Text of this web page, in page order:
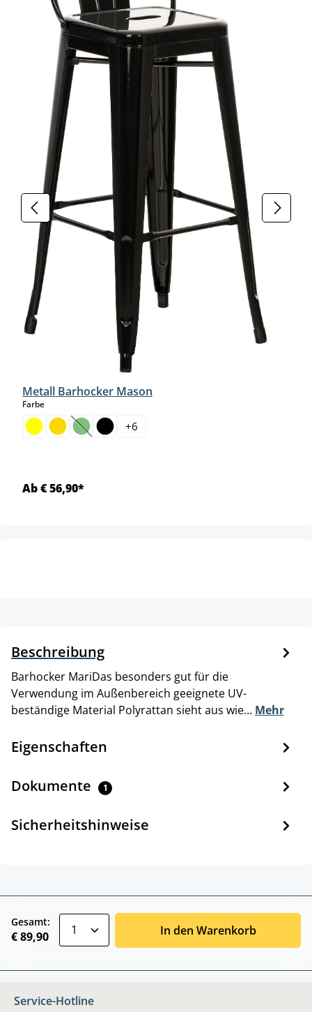
Metall Barhocker Mason
Farbeauswählen
(Diese Option ist zurzeit nicht verfügbar.)
+6
Ab € 56,90*
Beschreibung
Barhocker MariDas besonders gut für die
Verwendung im Außenbereich geeignete UV-
beständige Material Polyrattan sieht aus wie… Mehr
Eigenschaften
Dokumente 1
Sicherheitshinweise
Gesamt:
€ 89,90 In den Warenkorb
Service-Hotline